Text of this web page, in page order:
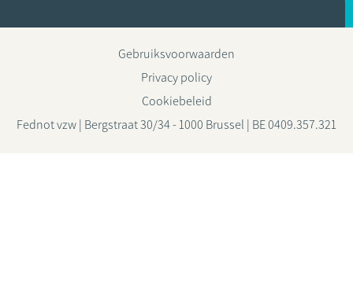
Gebruiksvoorwaarden
Privacy policy
Cookiebeleid
Fednot vzw | Bergstraat 30/34 - 1000 Brussel | BE 0409.357.321